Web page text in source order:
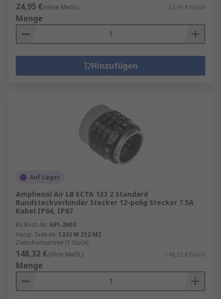
24,95 €(ohne MwSt.) 24,95 €/Stück
Menge
Hinzufügen
Auf Lager
Amphenol Air LB ECTA 133 2 Standard
Rundsteckverbinder Stecker 12-polig Stecker 7.5A
Kabel IP66, IP67
RS Best.-Nr. 691-2603
Herst. Teile-Nr. 1332 M 212 MZ
Zwischensumme (1 Stück)
148,32 €(ohne MwSt.) 148,32 €/Stück
Menge